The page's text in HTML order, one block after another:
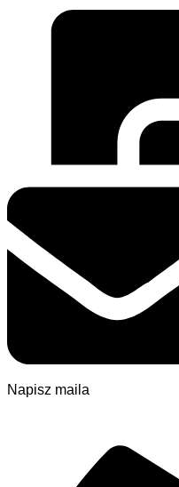
Napisz maila